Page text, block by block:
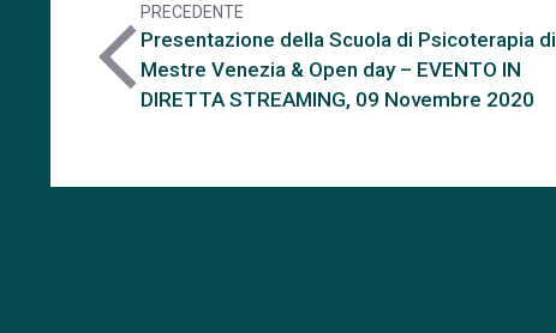
arrow_back_ios
PRECEDENTE
Presentazione della Scuola di Psicoterapia di
Mestre Venezia & Open day – EVENTO IN
DIRETTA STREAMING, 09 Novembre 2020